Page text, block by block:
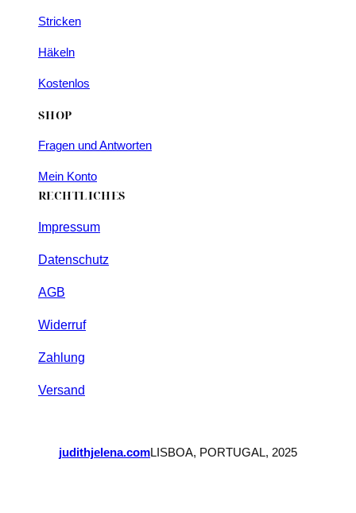
Stricken
Häkeln
Kostenlos
SHOP
Fragen und Antworten
Mein Konto
RECHTLICHES
Impressum
Datenschutz
AGB
Widerruf
Zahlung
Versand
judithjelena.comLISBOA, PORTUGAL, 2025